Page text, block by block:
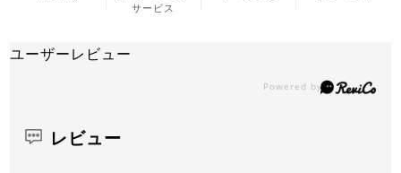
サービス
ユーザーレビュー
レビュー